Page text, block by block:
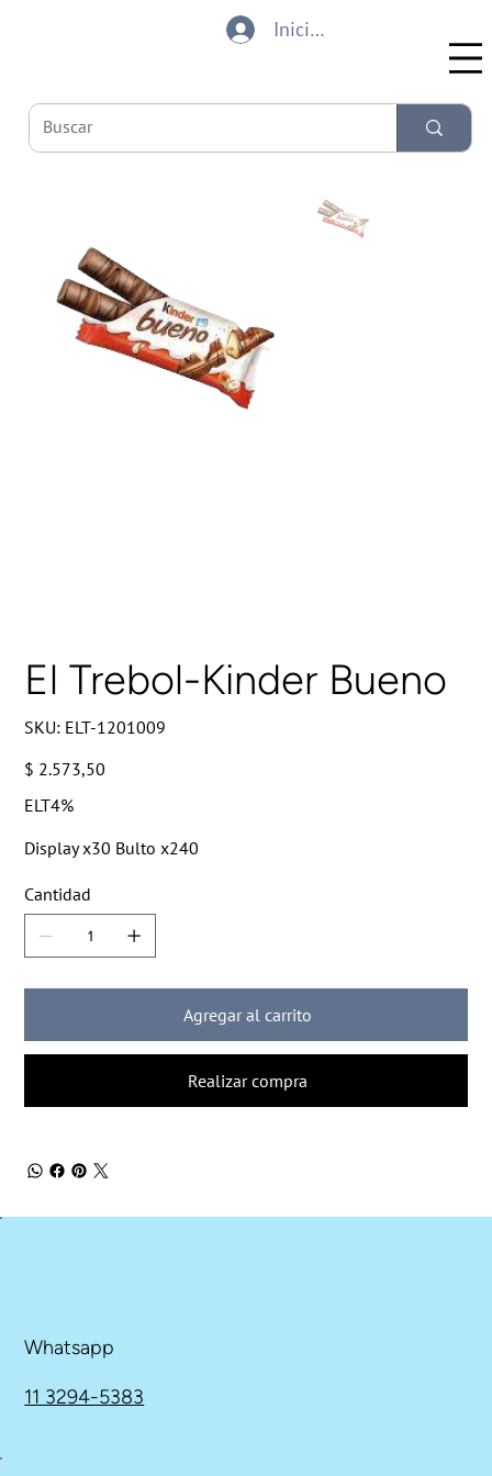
Iniciar sesión
El Trebol-Kinder Bueno
SKU: SKU
ELT-
ELT-1201009
Precio
$ 2.573,50
ELT4%
Display x30 Bulto x240
Cantidad
Agregar al carrito
Realizar compra
Whatsapp
11 3294-5383